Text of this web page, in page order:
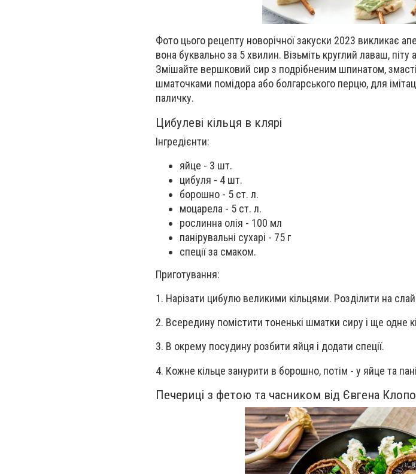
Фото цього рецепту новорічної закуски 2023 викликає
вона буквально за 5 хвилин. Візьміть круглий лаваш,
Змішайте вершковий сир з подрібненим шпинатом,
шматочками помідора або болгарського перцю, для
паличку.
Цибулеві кільця в клярі
Інгредієнти:
яйце - 3 шт.
цибуля - 4 шт.
борошно - 5 ст. л.
моцарела - 5 ст. л.
рослинна олія - 100 мл
панірувальні сухарі - 75 г
спеції за смаком.
Приготування:
1. Нарізати цибулю великими кільцями. Розділити на
2. Всередину помістити тоненькі шматки сиру і ще одне
3. В окрему посудину розбити яйця і додати спеції.
4. Кожне кільце занурити в борошно, потім - у яйце та
Печериці з фетою та часником від Євгена